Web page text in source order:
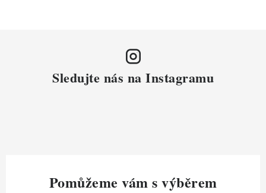
Sledujte nás na Instagramu
Pomůžeme vám s výběrem